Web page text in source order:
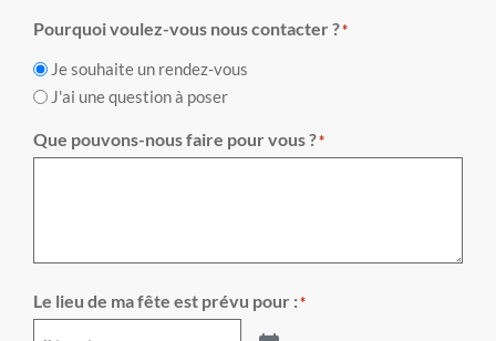
Pourquoi voulez-vous nous contacter ?*
Je souhaite un rendez-vous
J'ai une question à poser
Que pouvons-nous faire pour vous ?*
Le lieu de ma fête est prévu pour :*